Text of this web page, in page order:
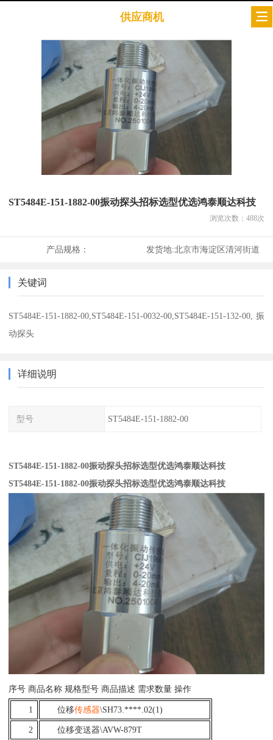
供应商机
ST5484E-151-1882-00振动探头招标选型优选鸿泰顺达科技
浏览次数： 488次
产品规格： 发货地:北京市海淀区清河街道
关键词
ST5484E-151-1882-00,ST5484E-151-0032-00,ST5484E-151-132-00,振
动探头
详细说明
型号 ST5484E-151-1882-00
ST5484E-151-1882-00振动探头招标选型优选鸿泰顺达科技
ST5484E-151-1882-00振动探头招标选型优选鸿泰顺达科技
序号 商品名称 规格型号 商品描述 需求数量 操作
1 位移传感器\SH73.****.02(1)
2 位移变送器\AVW-879T